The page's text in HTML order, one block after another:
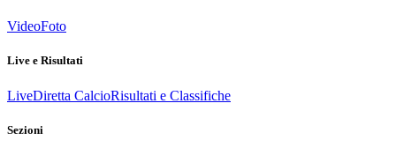
VideoFoto
Live e Risultati
LiveDiretta CalcioRisultati e Classifiche
Sezioni